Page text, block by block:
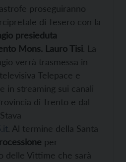
proseguiranno
di Tesero con la
presieduta
Mons. Lauro Tisi. La
verrà trasmessa in
Telepace e
in streaming sui canali
di Trento e dal
. Al termine della Santa
per
delle Vittime che sarà